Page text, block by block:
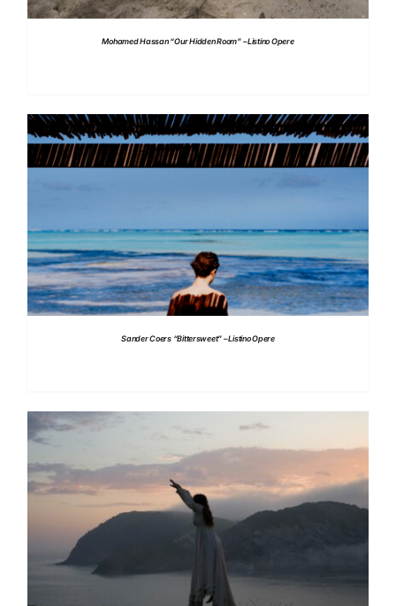
Mohamed Hassan “Our Hidden Room” – Listino Opere
Sander Coers “Bittersweet” – Listino Opere
DETTAGLI